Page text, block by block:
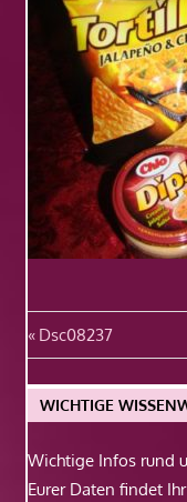
Vorheriger
Beitrag:
Dsc08237
WICHTIGE
Wichtige Infos rund
Eurer Daten findet